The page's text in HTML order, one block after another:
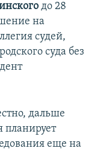
до 28
на
судей,
суда без
дальше
планирует
еще на